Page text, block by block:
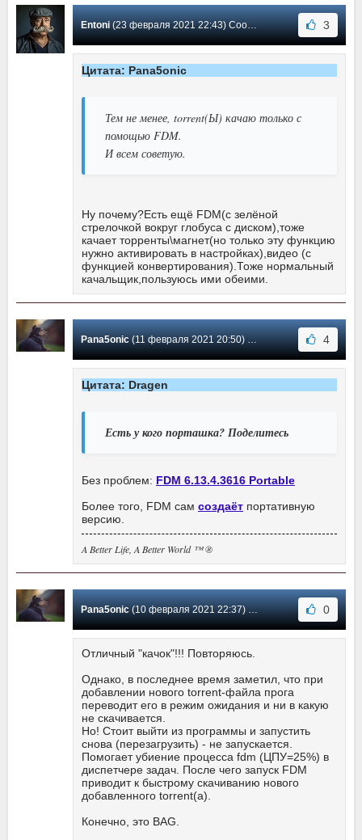
Entoni(23 февраля 2021 22:43) Сообщение #527 3
Цитата: Pana5onic
Тем не менее, torrent(Ы) качаю только с
помощью FDM.
И всем советую.
Ну почему?Есть ещё FDM(с зелёной
стрелочкой вокруг глобуса с диском),тоже
качает торренты\магнет(но только эту функцию
нужно активировать в настройках),видео (с
функцией конвертирования).Тоже нормальный
качальщик,пользуюсь ими обеими.
Pana5onic(11 февраля 2021 20:50) Сообщение #526 4
Цитата: Dragen
Есть у кого порташка? Поделитесь
Без проблем: FDM 6.13.4.3616 Portable
Более того, FDM сам создаёт портативную
версию.
A Better Life, A Better World ™ ®
Pana5onic(10 февраля 2021 22:37) Сообщение #525 0
Отличный "качок"!!! Повторяюсь.
Однако, в последнее время заметил, что при
добавлении нового torrent-файла прога
переводит его в режим ожидания и ни в какую
не скачивается.
Но! Стоит выйти из программы и запустить
снова (перезагрузить) - не запускается.
Помогает убиение процесса fdm (ЦПУ=25%) в
диспетчере задач. После чего запуск FDM
приводит к быстрому скачиванию нового
добавленного torrent(а).
Конечно, это BAG.